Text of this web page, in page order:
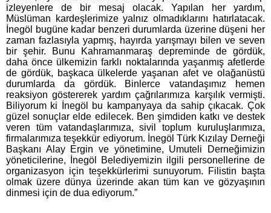
izleyenlere de bir mesaj olacak. Yapılan her yardım,
Müslüman kardeşlerimize yalnız olmadıklarını hatırlatacak.
İnegöl bugüne kadar benzeri durumlarda üzerine düşeni her
zaman fazlasıyla yapmış, hayırda yarışmayı bilen ve seven
bir şehir. Bunu Kahramanmaraş depreminde de gördük,
daha önce ülkemizin farklı noktalarında yaşanmış afetlerde
de gördük, başkaca ülkelerde yaşanan afet ve olağanüstü
durumlarda da gördük. Binlerce vatandaşımız hemen
reaksiyon göstererek yardım çağrılarımıza karşılık vermişti.
Biliyorum ki İnegöl bu kampanyaya da sahip çıkacak. Çok
güzel sonuçlar elde edilecek. Ben şimdiden katkı ve destek
veren tüm vatandaşlarımıza, sivil toplum kuruluşlarımıza,
firmalarımıza teşekkür ediyorum. İnegöl Türk Kızılay Derneği
Başkanı Alay Ergin ve yönetimine, Umuteli Derneğimizin
yöneticilerine, İnegöl Belediyemizin ilgili personellerine de
organizasyon için teşekkürlerimi sunuyorum. Filistin başta
olmak üzere dünya üzerinde akan tüm kan ve gözyaşının
dinmesi için de dua ediyorum.”